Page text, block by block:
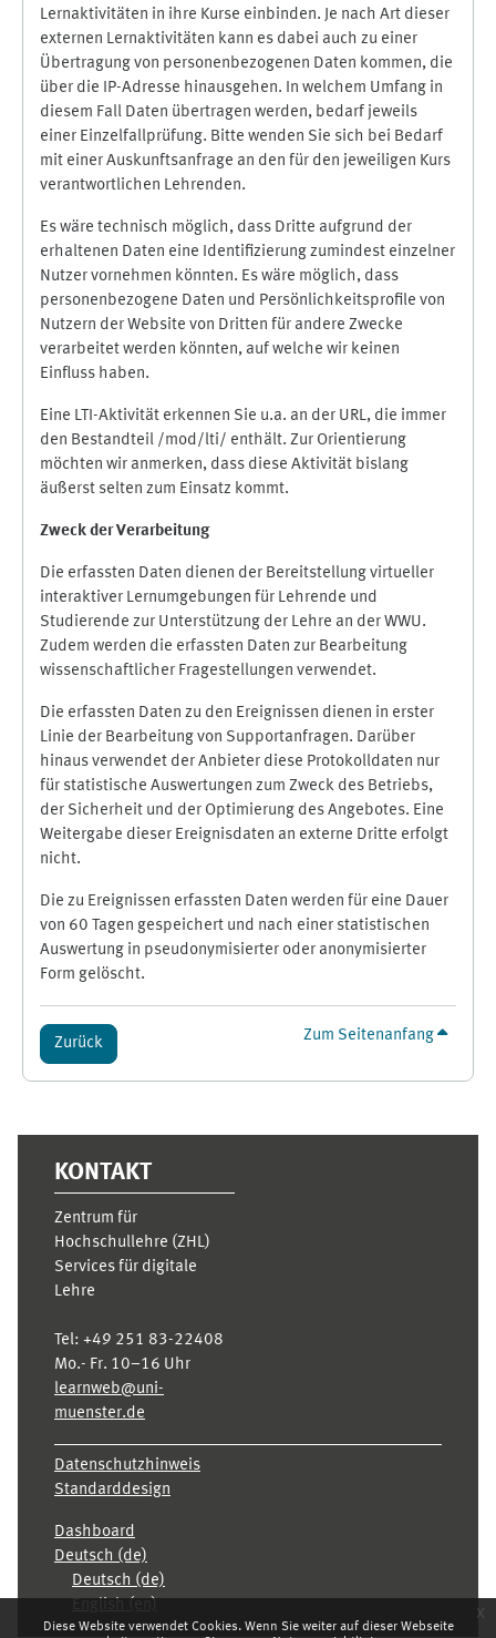
Diese Website verwendet Cookies. Wenn Sie weiter auf dieser Webseite
x
Lernaktivitäten in ihre Kurse einbinden. Je nach Art dieser
externen Lernaktivitäten kann es dabei auch zu einer
Übertragung von personenbezogenen Daten kommen, die
über die IP-Adresse hinausgehen. In welchem Umfang in
diesem Fall Daten übertragen werden, bedarf jeweils
einer Einzelfallprüfung. Bitte wenden Sie sich bei Bedarf
mit einer Auskunftsanfrage an den für den jeweiligen Kurs
verantwortlichen Lehrenden.
Es wäre technisch möglich, dass Dritte aufgrund der
erhaltenen Daten eine Identifizierung zumindest einzelner
Nutzer vornehmen könnten. Es wäre möglich, dass
personenbezogene Daten und Persönlichkeitsprofile von
Nutzern der Website von Dritten für andere Zwecke
verarbeitet werden könnten, auf welche wir keinen
Einfluss haben.
Eine LTI-Aktivität erkennen Sie u.a. an der URL, die immer
den Bestandteil /mod/lti/ enthält. Zur Orientierung
möchten wir anmerken, dass diese Aktivität bislang
äußerst selten zum Einsatz kommt.
Zweck der Verarbeitung
Die erfassten Daten dienen der Bereitstellung virtueller
interaktiver Lernumgebungen für Lehrende und
Studierende zur Unterstützung der Lehre an der WWU.
Zudem werden die erfassten Daten zur Bearbeitung
wissenschaftlicher Fragestellungen verwendet.
Die erfassten Daten zu den Ereignissen dienen in erster
Linie der Bearbeitung von Supportanfragen. Darüber
hinaus verwendet der Anbieter diese Protokolldaten nur
für statistische Auswertungen zum Zweck des Betriebs,
der Sicherheit und der Optimierung des Angebotes. Eine
Weitergabe dieser Ereignisdaten an externe Dritte erfolgt
nicht.
Die zu Ereignissen erfassten Daten werden für eine Dauer
von 60 Tagen gespeichert und nach einer statistischen
Auswertung in pseudonymisierter oder anonymisierter
Form gelöscht.
Zurück Zum Seitenanfang
KONTAKT
Zentrum für
Hochschullehre (ZHL)
Services für digitale
Lehre
Tel: +49 251 83-22408
Mo.- Fr. 10–16 Uhr
learnweb@uni-
muenster.de
Datenschutzhinweis
Standarddesign
Dashboard
Deutsch ‎(de)‎
Deutsch ‎(de)‎